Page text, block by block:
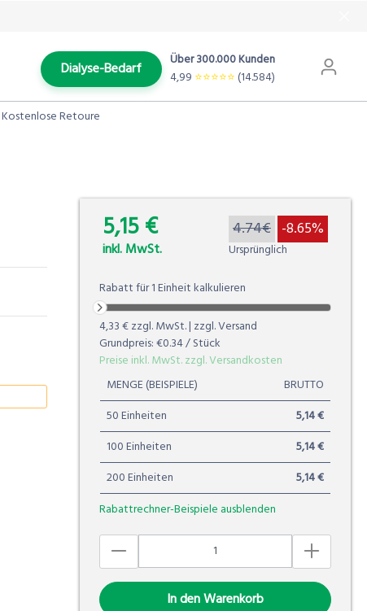
Dialyse-Bedarf
Über 300.000 Kunden
4,99 ⭐️⭐️⭐️⭐️⭐️(14.584)
Kostenlose Retoure
5,15 €
inkl. MwSt.
4.74€ -8.65%
Ursprünglich
Rabatt für1Einheitkalkulieren
4,33 €zzgl. MwSt. | zzgl. Versand
Grundpreis:€0.34/ Stück
Preise inkl. MwSt. zzgl. Versandkosten
MENGE (BEISPIELE)
BRUTTO
50 Einheiten
5,14 €
100 Einheiten
5,14 €
200 Einheiten
5,14 €
Rabattrechner-Beispiele ausblenden
In den Warenkorb